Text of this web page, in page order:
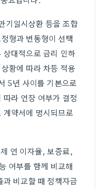
기일시상환 등을 조합
형과 변동형이 선택
대적으로 금리 인하
황에 따라 차등 적용
5년 사이를 기본으로
라 연장 여부가 결정
약서에 명시되므로
연 이자율, 보증료,
여부를 함께 비교해
비교할 때 정책자금